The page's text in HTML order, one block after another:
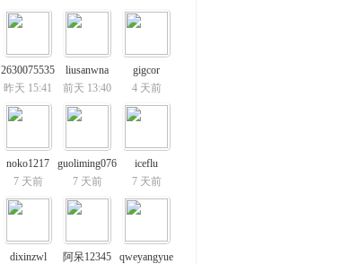
2630075535
昨天 15:41
liusanwna
前天 13:40
gigcor
4 天前
noko1217
7 天前
guoliming076
7 天前
iceflu
7 天前
dixinzwl
阿呆12345
qweyangyue